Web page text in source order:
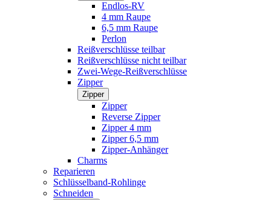
Endlos-RV
4 mm Raupe
6,5 mm Raupe
Perlon
Reißverschlüsse teilbar
Reißverschlüsse nicht teilbar
Zwei-Wege-Reißverschlüsse
Zipper
Zipper
Zipper
Reverse Zipper
Zipper 4 mm
Zipper 6,5 mm
Zipper-Anhänger
Charms
Reparieren
Schlüsselband-Rohlinge
Schneiden